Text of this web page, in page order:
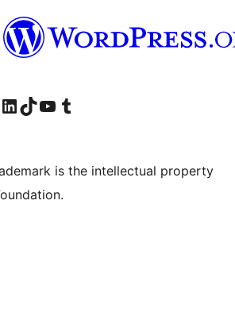
konto
Besøk vår LinkedIn-konto
Visit our TikTok account
Visit our YouTube channel
Visit our Tumblr account
is the intellectual property